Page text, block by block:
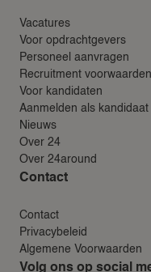
Vacatures
Voor opdrachtgevers
Personeel aanvragen
Recruitment
Voor kandidaten
Aanmelden als kandidaat
Nieuws
Over 24
Over 24around
Contact
Contact
Privacybeleid
Algemene Voorwaarden
Volg ons op social